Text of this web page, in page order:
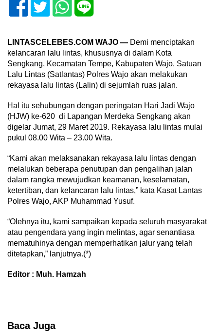
LINTASCELEBES.COM WAJO — Demi menciptakan
kelancaran lalu lintas, khususnya di dalam Kota
Sengkang, Kecamatan Tempe, Kabupaten Wajo, Satuan
Lalu Lintas (Satlantas) Polres Wajo akan melakukan
rekayasa lalu lintas (Lalin) di sejumlah ruas jalan.
Hal itu sehubungan dengan peringatan Hari Jadi Wajo
(HJW) ke-620 di Lapangan Merdeka Sengkang akan
digelar Jumat, 29 Maret 2019. Rekayasa lalu lintas mulai
pukul 08.00 Wita – 23.00 Wita.
“Kami akan melaksanakan rekayasa lalu lintas dengan
melalukan beberapa penutupan dan pengalihan jalan
dalam rangka mewujudkan keamanan, keselamatan,
ketertiban, dan kelancaran lalu lintas,” kata Kasat Lantas
Polres Wajo, AKP Muhammad Yusuf.
“Olehnya itu, kami sampaikan kepada seluruh masyarakat
atau pengendara yang ingin melintas, agar senantiasa
mematuhinya dengan memperhatikan jalur yang telah
ditetapkan,” lanjutnya.(*)
Editor : Muh. Hamzah
Baca Juga